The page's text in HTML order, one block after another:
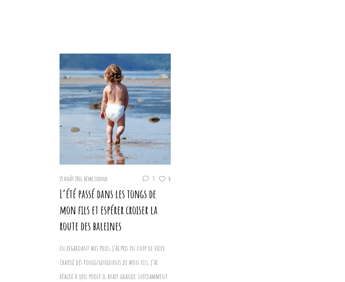
19 Août 2011 Rémi Leroux 3 0
L’été passé dans les tongs de
mon fils et espérer croiser la
route des baleines
En regardant mes pieds, j’ai pris un coup de vieux.
Chaussé des tongs/gougounes de mon fils, j’ai
réalisé à quel point il avait grandi. Suffisamment